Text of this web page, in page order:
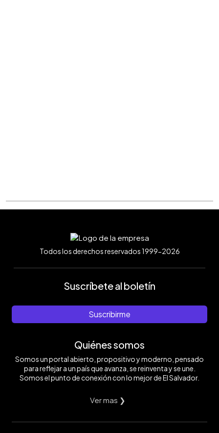
Todos los derechos reservados 1999-2026
Suscríbete al boletín
Suscribirme
Quiénes somos
Somos un portal abierto, propositivo y moderno, pensado
para reflejar a un país que avanza, se reinventa y se une.
Somos el punto de conexión con lo mejor de El Salvador.
Ver mas ❯